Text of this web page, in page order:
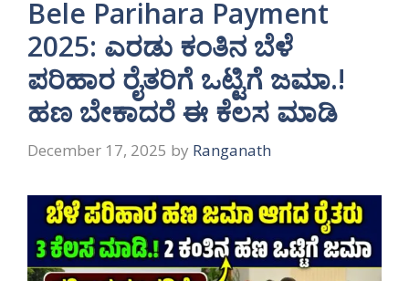
Bele Parihara Payment
2025: ಎರಡು ಕಂತಿನ ಬೆಳೆ
ಪರಿಹಾರ ರೈತರಿಗೆ ಒಟ್ಟಿಗೆ ಜಮಾ.!
ಹಣ ಬೇಕಾದರೆ ಈ ಕೆಲಸ ಮಾಡಿ
December 17, 2025 by Ranganath